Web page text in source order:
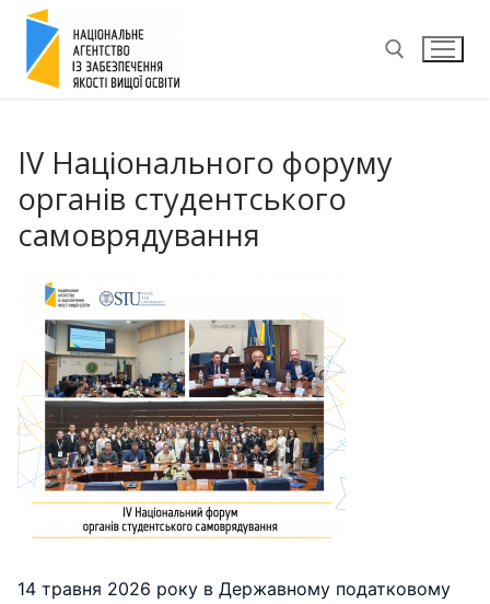
Перейти
вмісту
IV Національного форуму
органів студентського
самоврядування
14 травня 2026 року в Державному податковому